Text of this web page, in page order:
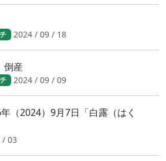
2024 / 09 / 18
倒産
2024 / 09 / 09
2024）9月7日「白露（はく
/ 03